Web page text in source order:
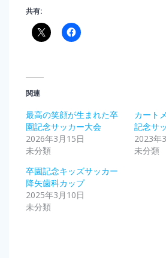
共有:
関連
最高の笑顔が生まれた卒
園記念サッカー大会
2026年3月15日
未分類
カート
記念サ
2023年
未分類
卒園記念キッズサッカー
降矢歯科カップ
2025年3月10日
未分類